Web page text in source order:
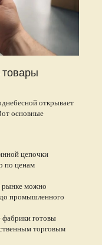
открывает
основные
цепочки
по ценам
рынке можно
промышленного
готовы
торговым